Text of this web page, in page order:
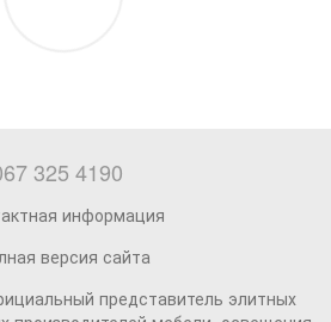
325 4190
информация
версия сайта
представитель элитных